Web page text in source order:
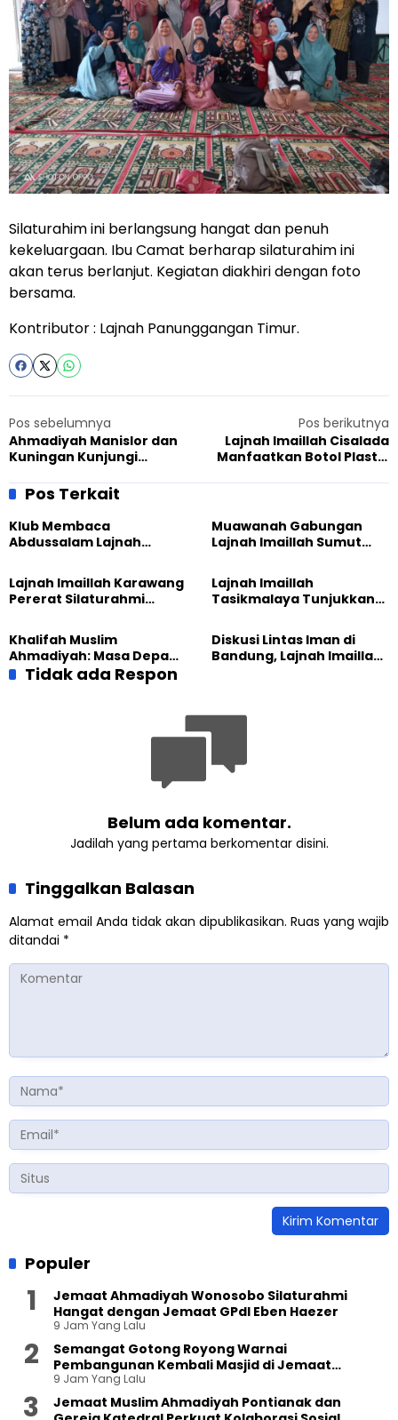
Silaturahim ini berlangsung hangat dan penuh
kekeluargaan. Ibu Camat berharap silaturahim ini
akan terus berlanjut. Kegiatan diakhiri dengan foto
bersama.
Kontributor : Lajnah Panunggangan Timur.
Pos sebelumnya
Ahmadiyah Manislor dan
Kuningan Kunjungi
Pos berikutnya
Lajnah Imaillah Cisalada
Manfaatkan Botol Plastik
Yang Unik dan Menarik
Pos Terkait
Klub Membaca
Abdussalam Lajnah
Gelar Diskusi dan
Tadabbur Alam
Muawanah Gabungan
Lajnah Imaillah Sumut
hingga Edukasi Tangani
Sampah
Lajnah Imaillah Karawang
Pererat Silaturahmi
Masak Bersama
Lajnah Imaillah
Tasikmalaya Tunjukkan
Bangun Ekonomi
Keluarga
Khalifah Muslim
Ahmadiyah: Masa Depan
Anak Dimulai dari
Perempuan yang Terus
Diskusi Lintas Iman di
Bandung, Lajnah Imaillah
Tidak ada Respon
Belum ada komentar.
Jadilah yang pertama berkomentar disini.
Tinggalkan Balasan
Alamat email Anda tidak akan dipublikasikan. Ruas yang wajib
ditandai *
Populer
Jemaat Ahmadiyah Wonosobo Silaturahmi
Hangat dengan Jemaat GPdI Eben Haezer
9 Jam Yang Lalu
Semangat Gotong Royong Warnai
Pembangunan Kembali Masjid di Jemaat
Ahmadiyah Sukapura
9 Jam Yang Lalu
Jemaat Muslim Ahmadiyah Pontianak dan